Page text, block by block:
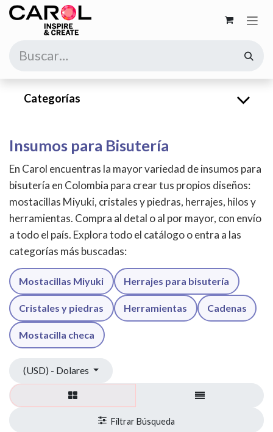
Ir al contenido
Categorías
Insumos para Bisutería
En Carol encuentras la mayor variedad de insumos para
bisutería en Colombia para crear tus propios diseños:
mostacillas Miyuki, cristales y piedras, herrajes, hilos y
herramientas. Compra al detal o al por mayor, con envío
a todo el país. Explora todo el catálogo o entra a las
categorías más buscadas:
Mostacillas Miyuki Herrajes para bisutería
Cristales y piedras Herramientas Cadenas
Mostacilla checa
(USD) - Dolares